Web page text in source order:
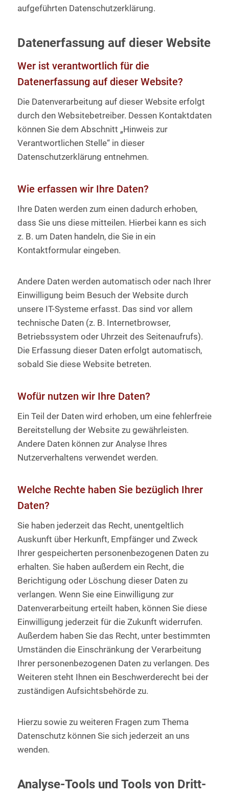
aufgeführten Datenschutzerklärung.
Datenerfassung auf dieser Website
Wer ist verantwortlich für die
Datenerfassung auf dieser Website?
Die Datenverarbeitung auf dieser Website erfolgt
durch den Websitebetreiber. Dessen Kontaktdaten
können Sie dem Abschnitt „Hinweis zur
Verantwortlichen Stelle“ in dieser
Datenschutzerklärung entnehmen.
Wie erfassen wir Ihre Daten?
Ihre Daten werden zum einen dadurch erhoben,
dass Sie uns diese mitteilen. Hierbei kann es sich
z. B. um Daten handeln, die Sie in ein
Kontaktformular eingeben.
Andere Daten werden automatisch oder nach Ihrer
Einwilligung beim Besuch der Website durch
unsere IT-Systeme erfasst. Das sind vor allem
technische Daten (z. B. Internetbrowser,
Betriebssystem oder Uhrzeit des Seitenaufrufs).
Die Erfassung dieser Daten erfolgt automatisch,
sobald Sie diese Website betreten.
Wofür nutzen wir Ihre Daten?
Ein Teil der Daten wird erhoben, um eine fehlerfreie
Bereitstellung der Website zu gewährleisten.
Andere Daten können zur Analyse Ihres
Nutzerverhaltens verwendet werden.
Welche Rechte haben Sie bezüglich Ihrer
Daten?
Sie haben jederzeit das Recht, unentgeltlich
Auskunft über Herkunft, Empfänger und Zweck
Ihrer gespeicherten personenbezogenen Daten zu
erhalten. Sie haben außerdem ein Recht, die
Berichtigung oder Löschung dieser Daten zu
verlangen. Wenn Sie eine Einwilligung zur
Datenverarbeitung erteilt haben, können Sie diese
Einwilligung jederzeit für die Zukunft widerrufen.
Außerdem haben Sie das Recht, unter bestimmten
Umständen die Einschränkung der Verarbeitung
Ihrer personenbezogenen Daten zu verlangen. Des
Weiteren steht Ihnen ein Beschwerderecht bei der
zuständigen Aufsichtsbehörde zu.
Hierzu sowie zu weiteren Fragen zum Thema
Datenschutz können Sie sich jederzeit an uns
wenden.
Analyse-Tools und Tools von Dritt­